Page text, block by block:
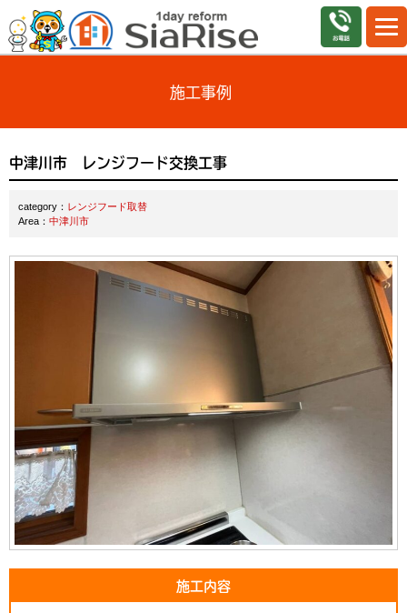
施工事例
中津川市 レンジフード交換工事
category： レンジフード取替
Area： 中津川市
施工内容